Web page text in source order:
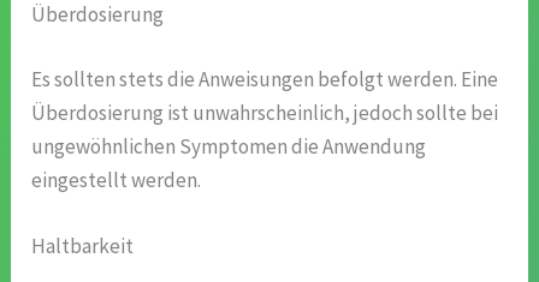
Überdosierung
Es sollten stets die Anweisungen befolgt werden. Eine
Überdosierung ist unwahrscheinlich, jedoch sollte bei
ungewöhnlichen Symptomen die Anwendung
eingestellt werden.
Haltbarkeit